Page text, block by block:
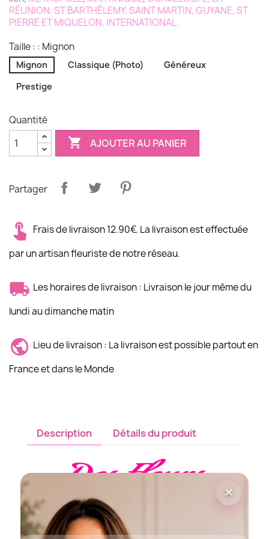
RÉUNION,ST BARTHÉLEMY,SAINT MARTIN,GUYANE,ST
PIERRE ET MIQUELON, INTERNATIONAL.
Taille : : Mignon
Mignon Classique (Photo)
Généreux
Prestige
Quantité
 AJOUTER AU PANIER
Partager
Frais de livraison 12.90€. La livraison est effectuée
par un artisan fleuriste de notre réseau.
Les horaires de livraison : Livraison le jour même du
lundi au dimanche matin
Lieu de livraison : La livraison est possible partout en
France et dans le Monde
Description Détails du produit
×